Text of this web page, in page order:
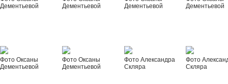
Дементьевой
Дементьевой
Дементьевой
Дементьевой
Фото Оксаны
Дементьевой
Фото Оксаны
Дементьевой
Фото Александра
Скляра
Фото
Скляра